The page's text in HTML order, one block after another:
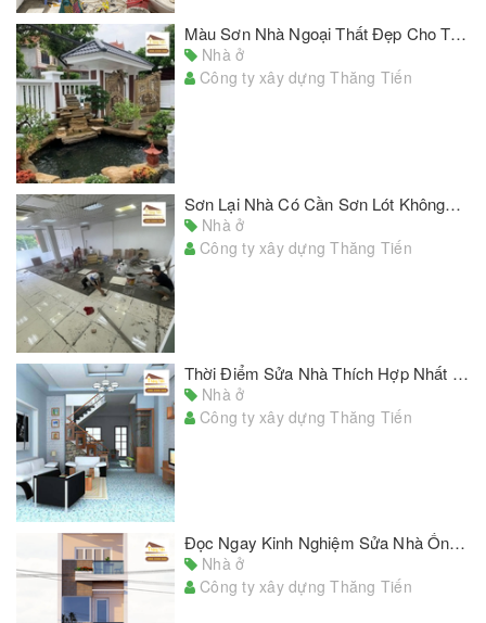
Màu Sơn Nhà Ngoại Thất Đẹp Cho Tổ Ấm Thân Yêu Của Bạn
Nhà ở
Công ty xây dựng Thăng Tiến
Sơn Lại Nhà Có Cần Sơn Lót Không? Những Lưu Ý Khi Sử dụng Sơn Lót
Nhà ở
Công ty xây dựng Thăng Tiến
Thời Điểm Sửa Nhà Thích Hợp Nhất Trong Năm
Nhà ở
Công ty xây dựng Thăng Tiến
Đọc Ngay Kinh Nghiệm Sửa Nhà Ống Nhanh Chóng - Tiết Kiệm
Nhà ở
Công ty xây dựng Thăng Tiến